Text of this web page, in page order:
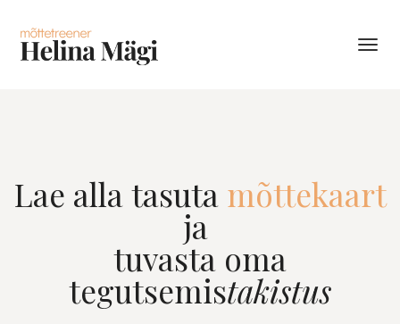
Lae alla tasuta mõttekaart
ja
tuvasta oma
tegutsemistakistus